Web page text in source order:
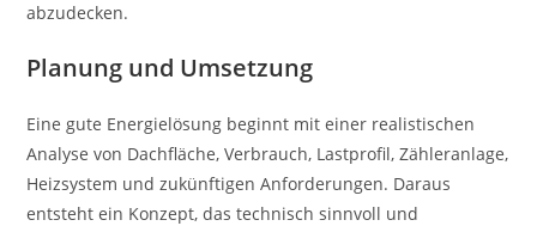
abzudecken.
Planung und Umsetzung
Eine gute Energielösung beginnt mit einer realistischen
Analyse von Dachfläche, Verbrauch, Lastprofil, Zähleranlage,
Heizsystem und zukünftigen Anforderungen. Daraus
entsteht ein Konzept, das technisch sinnvoll und